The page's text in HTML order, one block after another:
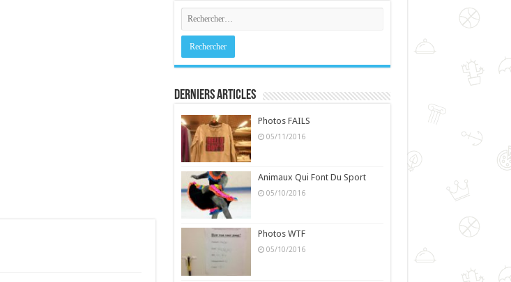
Derniers Articles
Photos FAILS
05/11/2016
Animaux Qui Font Du Sport
05/10/2016
Photos WTF
05/10/2016